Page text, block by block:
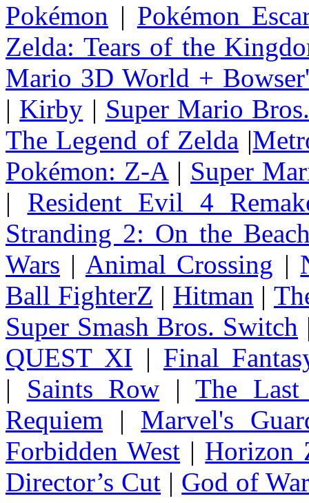
Pokémon | Pokémon
Zelda: Tears of the
Mario 3D World +
| Kirby | Super Mario
The Legend of Zelda |
Pokémon: Z-A | Super
| Resident Evil 4
Stranding 2: On the
Wars | Animal Crossing |
Ball FighterZ | Hitman |
Super Smash Bros. Switch
QUEST XI | Final
| Saints Row |The
Requiem | Marvel's
Forbidden West | Horizon
Director’s Cut | God of